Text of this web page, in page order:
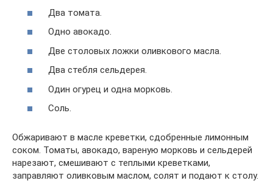
Два томата.
Одно авокадо.
Две столовых ложки оливкового масла.
Два стебля сельдерея.
Один огурец и одна морковь.
Соль.
Обжаривают в масле креветки, сдобренные лимонным
соком. Томаты, авокадо, вареную морковь и сельдерей
нарезают, смешивают с теплыми креветками,
заправляют оливковым маслом, солят и подают к столу.